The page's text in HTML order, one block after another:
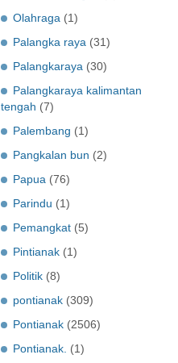
Olahraga (1)
Palangka raya (31)
Palangkaraya (30)
Palangkaraya kalimantan
tengah (7)
Palembang (1)
Pangkalan bun (2)
Papua (76)
Parindu (1)
Pemangkat (5)
Pintianak (1)
Politik (8)
pontianak (309)
Pontianak (2506)
Pontianak. (1)